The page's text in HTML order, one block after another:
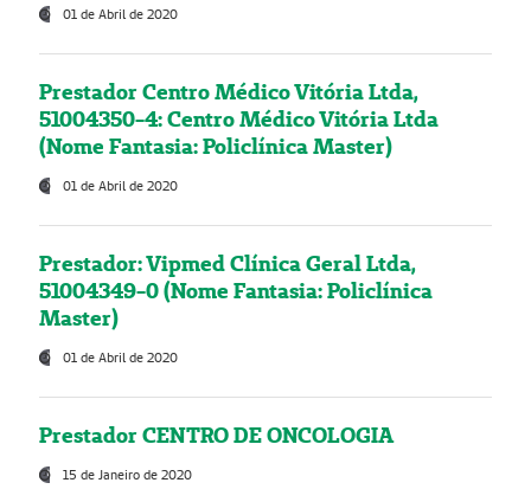
01 de Abril de 2020
Prestador Centro Médico Vitória Ltda,
51004350-4: Centro Médico Vitória Ltda
(Nome Fantasia: Policlínica Master)
01 de Abril de 2020
Prestador: Vipmed Clínica Geral Ltda,
51004349-0 (Nome Fantasia: Policlínica
Master)
01 de Abril de 2020
Prestador CENTRO DE ONCOLOGIA
15 de Janeiro de 2020